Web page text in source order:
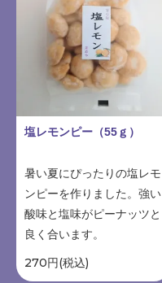
塩レモンピー（55ｇ）
暑い夏にぴったりの塩レモ
ンピーを作りました。強い
酸味と塩味がピーナッツと
良く合います。
270円(税込)